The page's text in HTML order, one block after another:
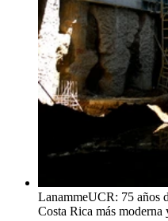
LanammeUCR: 75 años
Costa Rica más moderna